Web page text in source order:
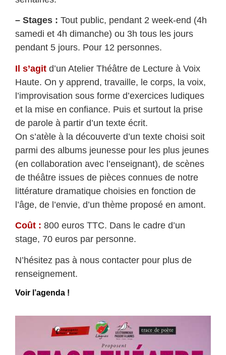
– Stages : Tout public, pendant 2 week-end (4h
samedi et 4h dimanche) ou 3h tous les jours
pendant 5 jours. Pour 12 personnes.
Il s’agit d’un Atelier Théâtre de Lecture à Voix
Haute. On y apprend, travaille, le corps, la voix,
l’improvisation sous forme d’exercices ludiques
et la mise en confiance. Puis et surtout la prise
de parole à partir d’un texte écrit.
On s’atèle à la découverte d’un texte choisi soit
parmi des albums jeunesse pour les plus jeunes
(en collaboration avec l’enseignant), de scènes
de théâtre issues de pièces connues de notre
littérature dramatique choisies en fonction de
l’âge, de l’envie, d’un thème proposé en amont.
Coût : 800 euros TTC. Dans le cadre d’un
stage, 70 euros par personne.
N’hésitez pas à nous contacter pour plus de
renseignement.
Voir l’agenda !